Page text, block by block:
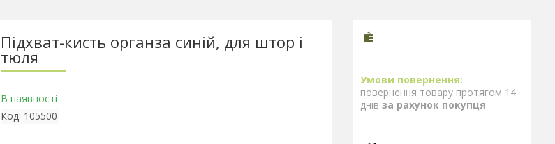
Підхват-кисть органза синій, для штор і
тюля
В наявності
Код: 105500
повернення товару протягом 14
днів за рахунок покупця